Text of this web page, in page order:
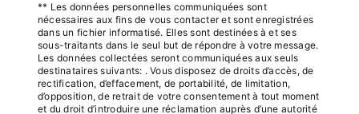
** Les données personnelles communiquées sont
nécessaires aux fins de vous contacter et sont enregistrées
dans un fichier informatisé. Elles sont destinées à et ses
sous-traitants dans le seul but de répondre à votre message.
Les données collectées seront communiquées aux seuls
destinataires suivants: . Vous disposez de droits d’accès, de
rectification, d’effacement, de portabilité, de limitation,
d’opposition, de retrait de votre consentement à tout moment
et du droit d’introduire une réclamation auprès d’une autorité